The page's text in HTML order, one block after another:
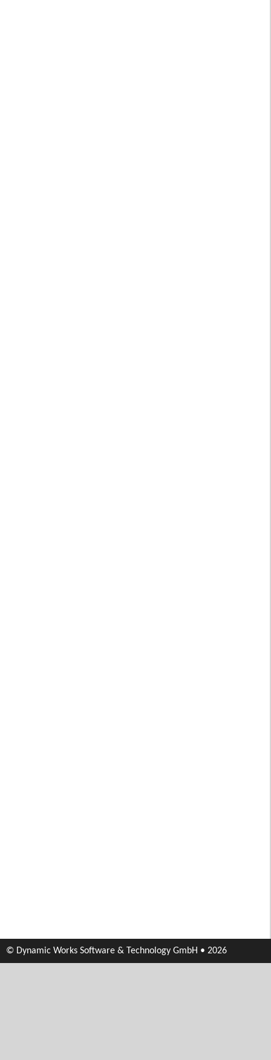
© Dynamic Works Software & Technology GmbH • 2026